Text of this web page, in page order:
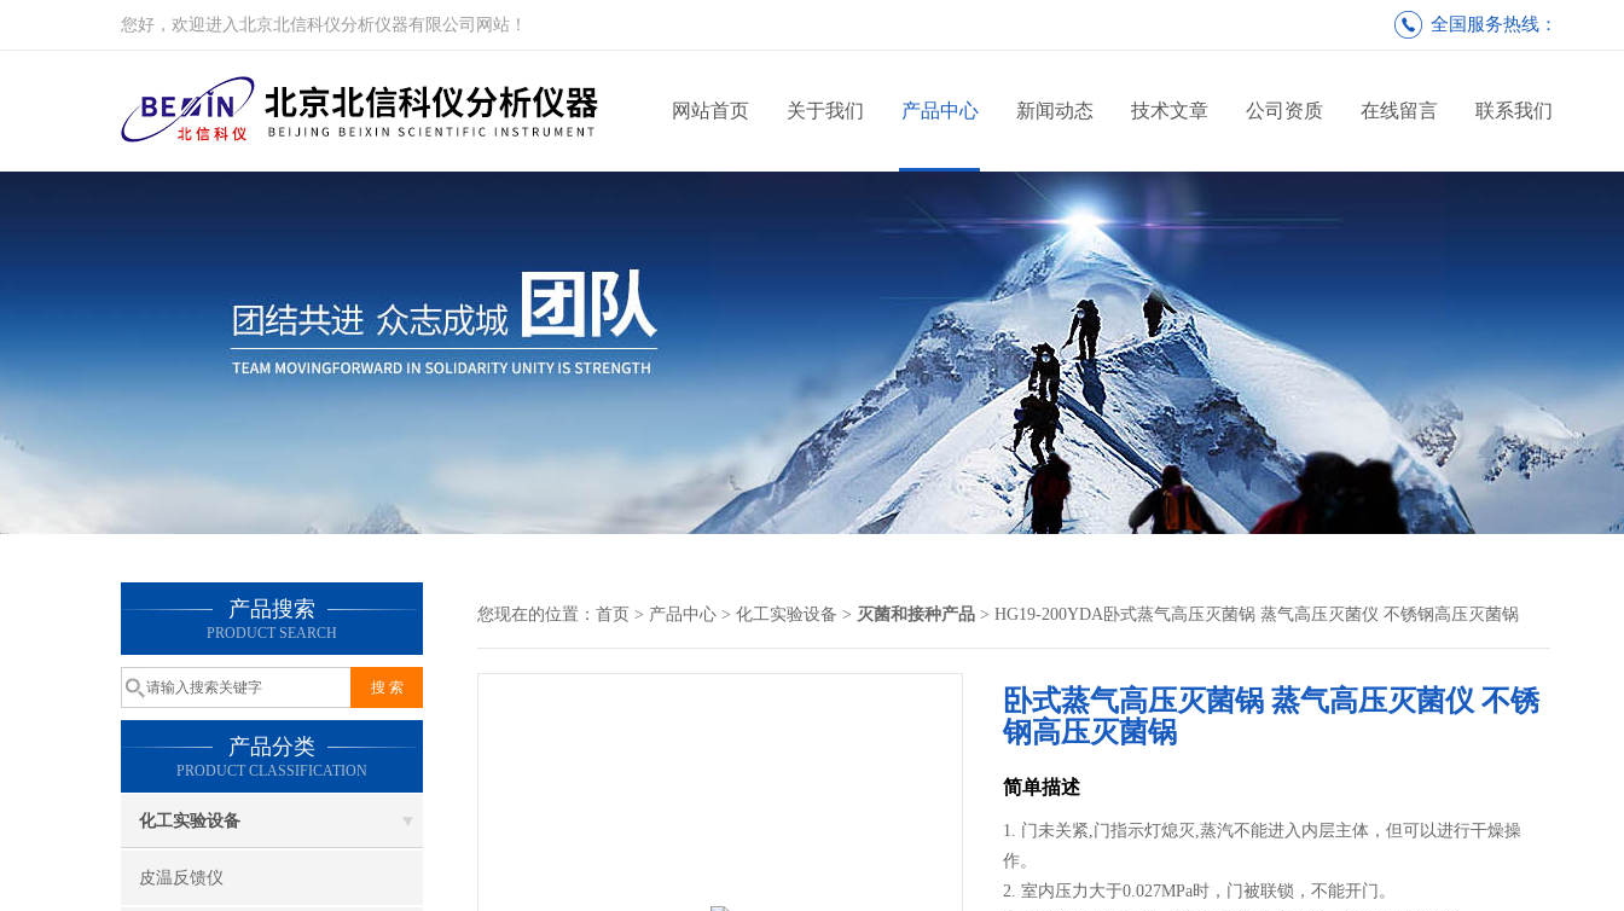
您好，欢迎进入北京北信科仪分析仪器有限公司网站！ 全国服务热线：
网站首页 关于我们 产品中心 新闻动态 技术文章 公司资质 在线留言 联系我们
产品搜索
PRODUCT SEARCH
产品分类
PRODUCT CLASSIFICATION
化工实验设备
皮温反馈仪
您现在的位置： 首页 > 产品中心 > 化工实验设备 > 灭菌和接种产品 > HG19-200YDA卧式蒸气高压灭菌锅 蒸气高压灭菌仪 不锈钢高压灭菌锅
卧式蒸气高压灭菌锅 蒸气高压灭菌仪 不锈
钢高压灭菌锅
简单描述
1. 门未关紧,门指示灯熄灭,蒸汽不能进入内层主体，但可以进行干燥操
作。
2. 室内压力大于0.027MPa时，门被联锁，不能开门。